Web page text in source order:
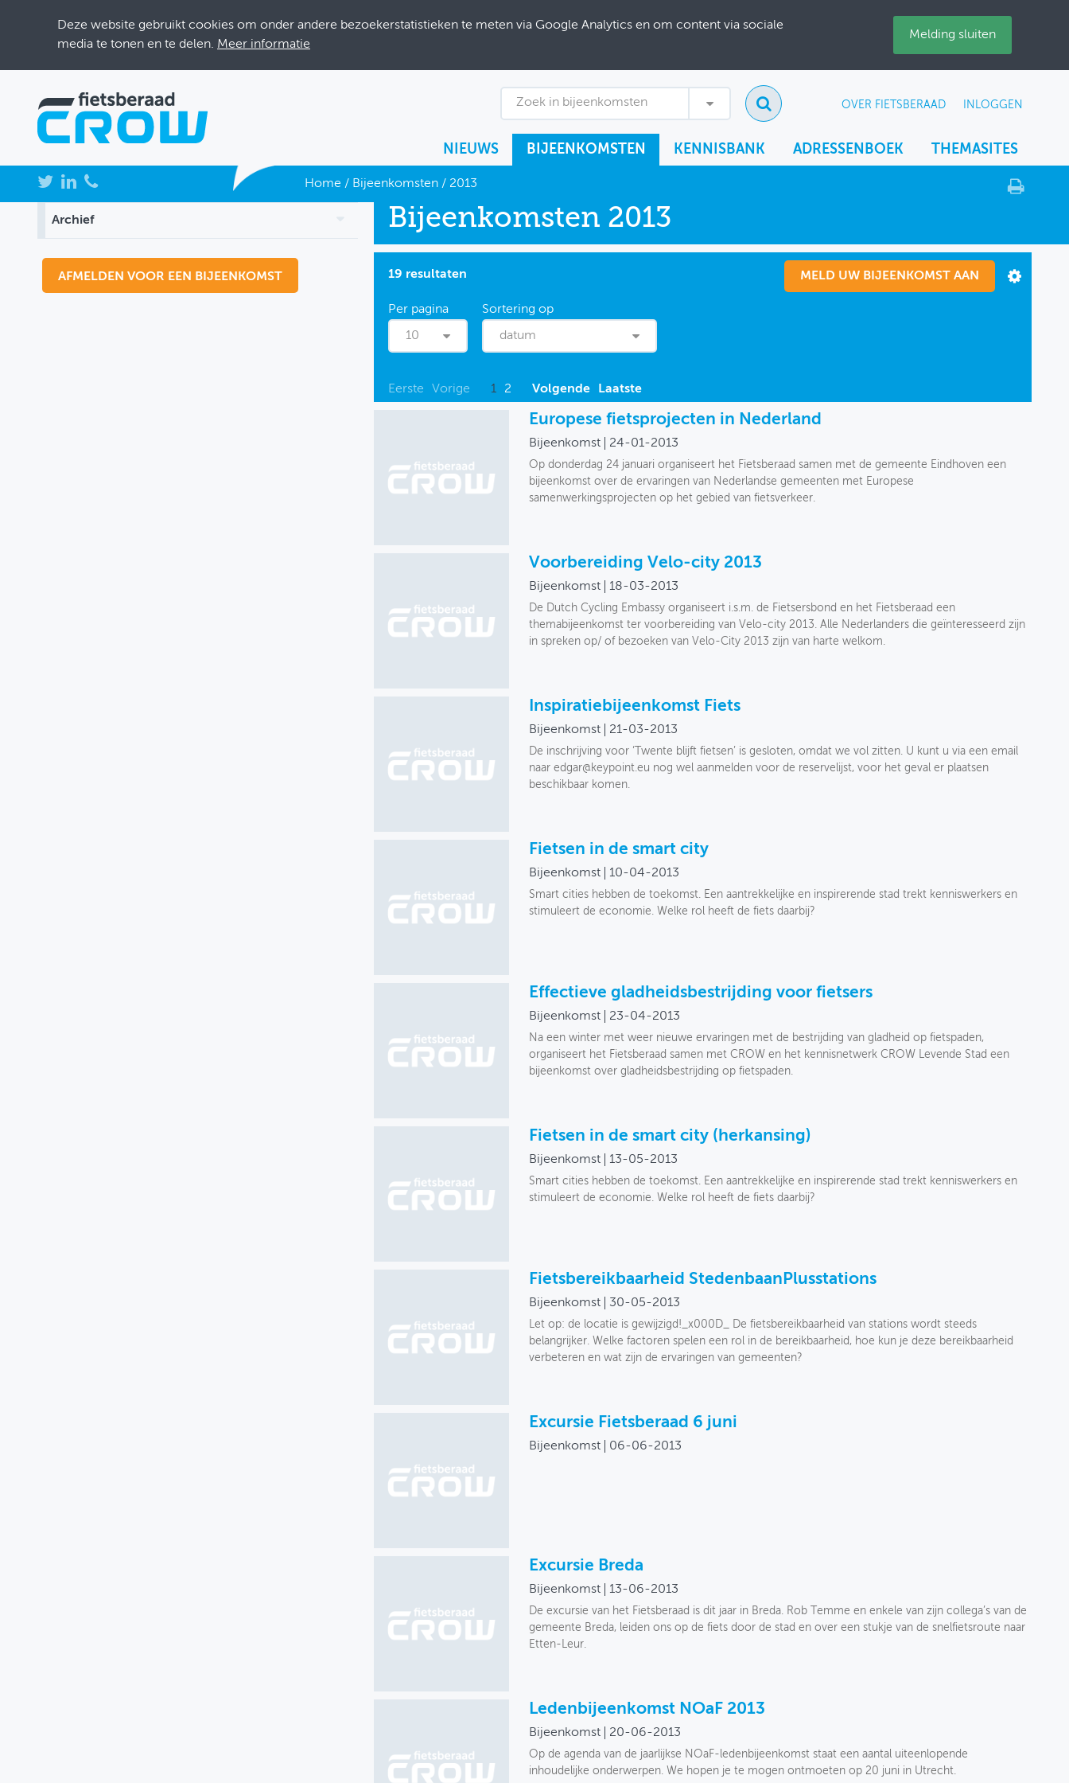
Deze website gebruikt cookies om onder andere bezoekerstatistieken te meten via Google Analytics en om content via sociale
media te tonen en te delen. Meer informatie
Melding sluiten
Zoek in bijeenkomsten OVER FIETSBERAAD INLOGGEN
NIEUWS BIJEENKOMSTEN KENNISBANK ADRESSENBOEK THEMASITES
NIEUWS
BIJEENKOMSTEN
ADRESSENBOEK
Home / Bijeenkomsten/ 2013
Archief Bijeenkomsten 2013
19 resultaten MELD UW BIJEENKOMST AAN
10 datum
Eerste Vorige 1 2 Volgende Laatste
Europese fietsprojecten in Nederland
Bijeenkomst 24-01-2013
Op donderdag 24 januari organiseert het Fietsberaad samen met de gemeente Eindhoven een
bijeenkomst over de ervaringen van Nederlandse gemeenten met Europese
samenwerkingsprojecten op het gebied van fietsverkeer.
Voorbereiding Velo-city 2013
Bijeenkomst 18-03-2013
De Dutch Cycling Embassy organiseert i.s.m. de Fietsersbond en het Fietsberaad een
themabijeenkomst ter voorbereiding van Velo-city 2013. Alle Nederlanders die geïnteresseerd zijn
in spreken op/ of bezoeken van Velo-City 2013 zijn van harte welkom.
Inspiratiebijeenkomst Fiets
Bijeenkomst 21-03-2013
De inschrijving voor ‘Twente blijft fietsen’ is gesloten, omdat we vol zitten. U kunt u via een email
naar edgar@keypoint.eu nog wel aanmelden voor de reservelijst, voor het geval er plaatsen
beschikbaar komen.
Fietsen in de smart city
Bijeenkomst 10-04-2013
Smart cities hebben de toekomst. Een aantrekkelijke en inspirerende stad trekt kenniswerkers en
stimuleert de economie. Welke rol heeft de fiets daarbij?
Effectieve gladheidsbestrijding voor fietsers
Bijeenkomst 23-04-2013
Na een winter met weer nieuwe ervaringen met de bestrijding van gladheid op fietspaden,
organiseert het Fietsberaad samen met CROW en het kennisnetwerk CROW Levende Stad een
bijeenkomst over gladheidsbestrijding op fietspaden.
Fietsen in de smart city (herkansing)
Bijeenkomst 13-05-2013
Smart cities hebben de toekomst. Een aantrekkelijke en inspirerende stad trekt kenniswerkers en
stimuleert de economie. Welke rol heeft de fiets daarbij?
Fietsbereikbaarheid StedenbaanPlusstations
Bijeenkomst 30-05-2013
Let op: de locatie is gewijzigd!_x000D_ De fietsbereikbaarheid van stations wordt steeds
belangrijker. Welke factoren spelen een rol in de bereikbaarheid, hoe kun je deze bereikbaarheid
verbeteren en wat zijn de ervaringen van gemeenten?
Excursie Fietsberaad 6 juni
Bijeenkomst 06-06-2013
Excursie Breda
Bijeenkomst 13-06-2013
De excursie van het Fietsberaad is dit jaar in Breda. Rob Temme en enkele van zijn collega’s van de
gemeente Breda, leiden ons op de fiets door de stad en over een stukje van de snelfietsroute naar
Etten-Leur.
Ledenbijeenkomst NOaF 2013
Bijeenkomst 20-06-2013
Op de agenda van de jaarlijkse NOaF-ledenbijeenkomst staat een aantal uiteenlopende
inhoudelijke onderwerpen. We hopen je te mogen ontmoeten op 20 juni in Utrecht.